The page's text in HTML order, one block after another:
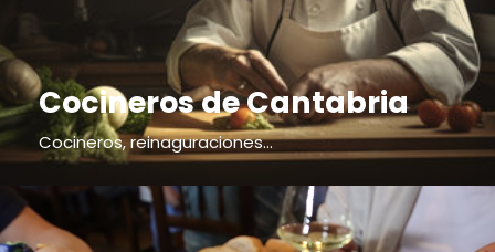
Cocineros de Cantabria
Cocineros, reinaguraciones...